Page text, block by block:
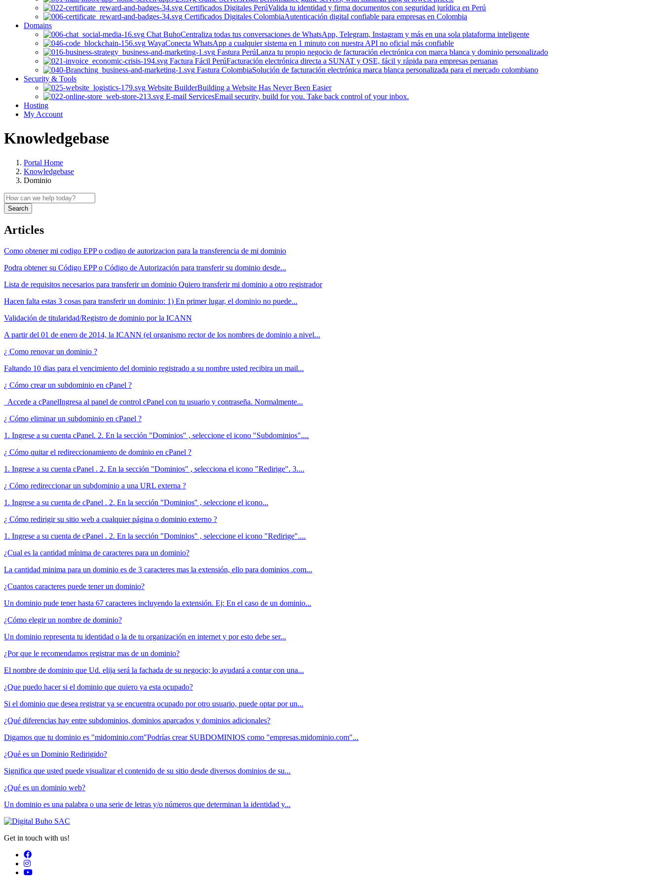
Certificados Digitales PerúValida tu identidad y firma documentos con seguridad jurídica en Perú
Certificados Digitales ColombiaAutenticación digital confiable para empresas en Colombia
Domains
Chat BuhoCentraliza todas tus conversaciones de WhatsApp, Telegram, Instagram y más en una sola plataforma inteligente
WayaConecta WhatsApp a cualquier sistema en 1 minuto con nuestra API no oficial más confiable
Fastura PerúLanza tu propio negocio de facturación electrónica con marca blanca y dominio personalizado
Factura Fácil PerúFacturación electrónica directa a SUNAT y OSE, fácil y rápida para empresas peruanas
Fastura ColombiaSolución de facturación electrónica marca blanca personalizada para el mercado colombiano
Security & Tools
Website BuilderBuilding a Website Has Never Been Easier
E-mail ServicesEmail security, build for you. Take back control of your inbox.
Hosting
My Account
Knowledgebase
Portal Home
Knowledgebase
Dominio
Search
Articles
Como obtener mi codigo EPP o codigo de autorizacion para la transferencia de mi dominio
Podra obtener su Código EPP o Código de Autorización para transferir su dominio desde...
Lista de requisitos necesarios para transferir un dominio Quiero transferir mi dominio a otro registrador
Hacen falta estas 3 cosas para transferir un dominio: 1) En primer lugar, el dominio no puede...
Validación de titularidad/Registro de dominio por la ICANN
A partir del 01 de enero de 2014, la ICANN (el organismo rector de los nombres de dominio a nivel...
¿ Como renovar un dominio ?
Faltando 10 dias para el vencimiento del dominio registrado a su nombre usted recibira un mail...
¿ Cómo crear un subdominio en cPanel ?
Accede a cPanelIngresa al panel de control cPanel con tu usuario y contraseña. Normalmente...
¿ Cómo eliminar un subdominio en cPanel ?
1. Ingrese a su cuenta cPanel. 2. En la sección "Dominios" , seleccione el icono "Subdominios"....
¿ Cómo quitar el redireccionamiento de dominio en cPanel ?
1. Ingrese a su cuenta cPanel . 2. En la sección "Dominios" , selecciona el icono "Redirige". 3....
¿ Cómo redireccionar un subdominio a una URL externa ?
1. Ingrese a su cuenta de cPanel . 2. En la sección "Dominios" , seleccione el icono...
¿ Cómo redirigir su sitio web a cualquier página o dominio externo ?
1. Ingrese a su cuenta de cPanel . 2. En la sección "Dominios" , seleccione el icono "Redirige"....
¿Cual es la cantidad mínima de caracteres para un dominio?
La cantidad minima para un dominio es de 3 caracteres mas la extensión, ello para dominios .com...
¿Cuantos caracteres puede tener un dominio?
Un dominio pude tener hasta 67 caracteres incluyendo la extensión. Ej: En el caso de un dominio...
¿Cómo elegir un nombre de dominio?
Un dominio representa tu identidad o la de tu organización en internet y por esto debe ser...
¿Por que le recomendamos registrar mas de un dominio?
El nombre de dominio que Ud. elija será la fachada de su negocio; lo ayudará a contar con una...
¿Que puedo hacer si el dominio que quiero ya esta ocupado?
Si el dominio que desea registrar ya se encuentra ocupado por otro usuario, puede optar por un...
¿Qué diferencias hay entre subdominios, dominios aparcados y dominios adicionales?
Digamos que tu dominio es "midominio.com"Podrías crear SUBDOMINIOS como "empresas.midominio.com"...
¿Qué es un Dominio Redirigido?
Significa que usted puede visualizar el contenido de su sitio desde diversos dominios de su...
¿Qué es un dominio web?
Un dominio es una palabra o una serie de letras y/o números que determinan la identidad y...
Get in touch with us!